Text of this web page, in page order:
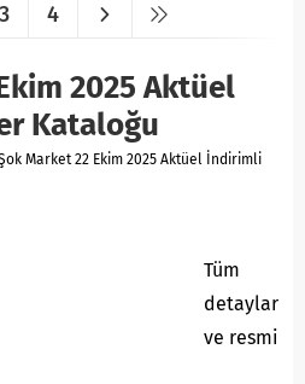
3 4
2025 Aktüel
Kataloğu
Market 22 Ekim 2025 Aktüel İndirimli
Tüm
detaylar
ve resmi